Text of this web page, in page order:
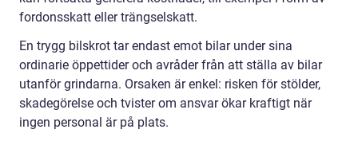
fordonsskatt eller trängselskatt.
En trygg bilskrot tar endast emot bilar under sina
ordinarie öppettider och avråder från att ställa av bilar
utanför grindarna. Orsaken är enkel: risken för stölder,
skadegörelse och tvister om ansvar ökar kraftigt när
ingen personal är på plats.